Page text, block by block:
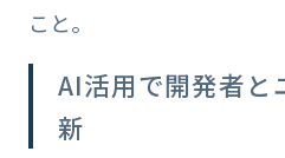
こと。
AI活用で開発者と
新